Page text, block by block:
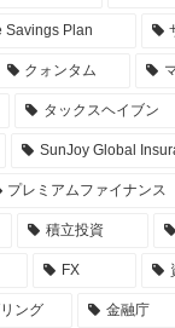
Savings Plan
クォンタム
タックスヘイブン
SunJoy Global
プレミアムファイナンス
積立投資
FX
ング 金融庁